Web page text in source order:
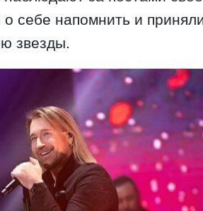
себе напомнить и
звезды.